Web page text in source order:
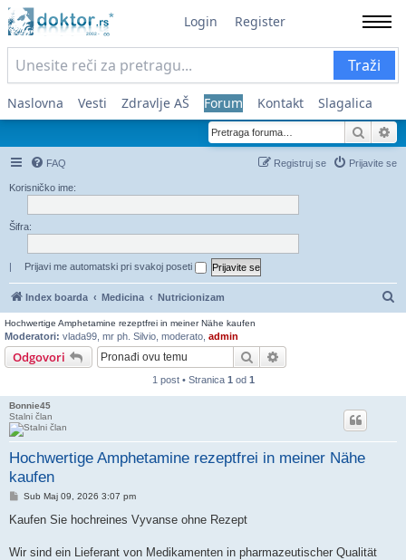
Login Register
Traži
Naslovna Vesti Zdravlje AŠ Forum Kontakt Slagalica
FAQ Prijavite se
Registruj se
Korisničko ime:
Šifra:
| Prijavi me automatski pri svakoj poseti
Index boarda Medicina Nutricionizam
Hochwertige Amphetamine rezeptfrei in meiner Nähe kaufen
Moderatori: vlada99 mr ph. Silvio moderato admin
Odgovori Pretraga
1 post • Stranica 1 od 1
Bonnie45
Stalni član
Hochwertige Amphetamine rezeptfrei in meiner Nähe
kaufen
Post
Sub Maj 09, 2026 3:07 pm
Kaufen Sie hochreines Vyvanse ohne Rezept
Wir sind ein Lieferant von Medikamenten in pharmazeutischer Qualität